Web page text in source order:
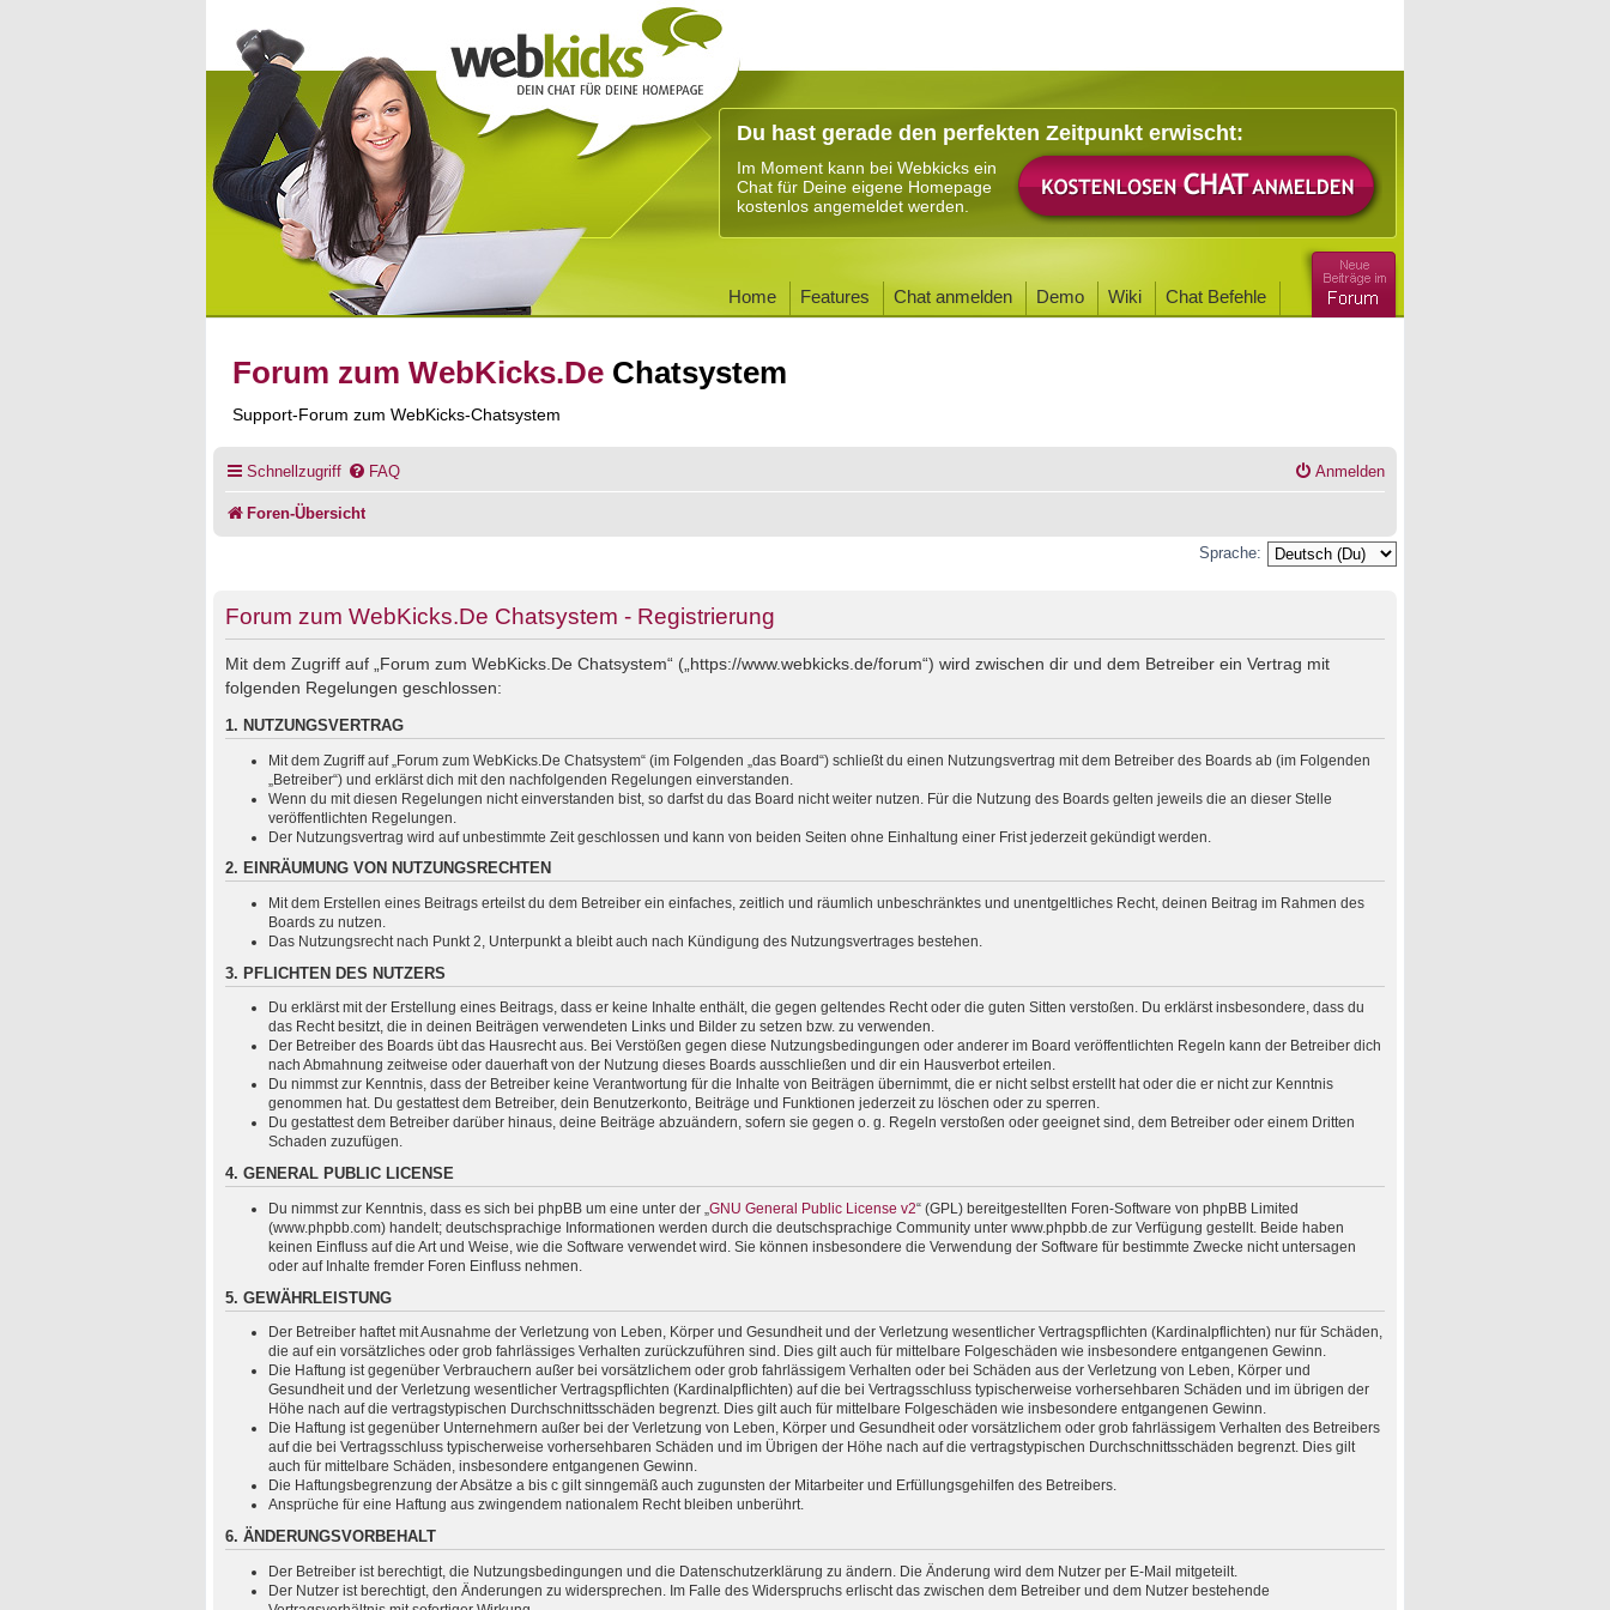
Du hast gerade den perfekten Zeitpunkt erwischt:
Im Moment kann bei Webkicks ein
Chat für Deine eigene Homepage
kostenlos angemeldet werden.
Home Features Chat anmelden Demo Wiki Chat Befehle
Forum zum WebKicks.De Chatsystem
Support-Forum zum WebKicks-Chatsystem
Schnellzugriff FAQ Anmelden
Foren-Übersicht
Sprache:
Forum zum WebKicks.De Chatsystem - Registrierung
Mit dem Zugriff auf „Forum zum WebKicks.De Chatsystem“ („https://www.webkicks.de/forum“) wird zwischen dir und dem Betreiber ein Vertrag mit
folgenden Regelungen geschlossen:
1. NUTZUNGSVERTRAG
Mit dem Zugriff auf „Forum zum WebKicks.De Chatsystem“ (im Folgenden „das Board“) schließt du einen Nutzungsvertrag mit dem Betreiber des Boards ab (im Folgenden
„Betreiber“) und erklärst dich mit den nachfolgenden Regelungen einverstanden.
Wenn du mit diesen Regelungen nicht einverstanden bist, so darfst du das Board nicht weiter nutzen. Für die Nutzung des Boards gelten jeweils die an dieser Stelle
veröffentlichten Regelungen.
Der Nutzungsvertrag wird auf unbestimmte Zeit geschlossen und kann von beiden Seiten ohne Einhaltung einer Frist jederzeit gekündigt werden.
2. EINRÄUMUNG VON NUTZUNGSRECHTEN
Mit dem Erstellen eines Beitrags erteilst du dem Betreiber ein einfaches, zeitlich und räumlich unbeschränktes und unentgeltliches Recht, deinen Beitrag im Rahmen des
Boards zu nutzen.
Das Nutzungsrecht nach Punkt 2, Unterpunkt a bleibt auch nach Kündigung des Nutzungsvertrages bestehen.
3. PFLICHTEN DES NUTZERS
Du erklärst mit der Erstellung eines Beitrags, dass er keine Inhalte enthält, die gegen geltendes Recht oder die guten Sitten verstoßen. Du erklärst insbesondere, dass du
das Recht besitzt, die in deinen Beiträgen verwendeten Links und Bilder zu setzen bzw. zu verwenden.
Der Betreiber des Boards übt das Hausrecht aus. Bei Verstößen gegen diese Nutzungsbedingungen oder anderer im Board veröffentlichten Regeln kann der Betreiber dich
nach Abmahnung zeitweise oder dauerhaft von der Nutzung dieses Boards ausschließen und dir ein Hausverbot erteilen.
Du nimmst zur Kenntnis, dass der Betreiber keine Verantwortung für die Inhalte von Beiträgen übernimmt, die er nicht selbst erstellt hat oder die er nicht zur Kenntnis
genommen hat. Du gestattest dem Betreiber, dein Benutzerkonto, Beiträge und Funktionen jederzeit zu löschen oder zu sperren.
Du gestattest dem Betreiber darüber hinaus, deine Beiträge abzuändern, sofern sie gegen o. g. Regeln verstoßen oder geeignet sind, dem Betreiber oder einem Dritten
Schaden zuzufügen.
4. GENERAL PUBLIC LICENSE
Du nimmst zur Kenntnis, dass es sich bei phpBB um eine unter der „ GNU General Public License v2“ (GPL) bereitgestellten Foren-Software von phpBB Limited
(www.phpbb.com) handelt; deutschsprachige Informationen werden durch die deutschsprachige Community unter www.phpbb.de zur Verfügung gestellt. Beide haben
keinen Einfluss auf die Art und Weise, wie die Software verwendet wird. Sie können insbesondere die Verwendung der Software für bestimmte Zwecke nicht untersagen
oder auf Inhalte fremder Foren Einfluss nehmen.
5. GEWÄHRLEISTUNG
Der Betreiber haftet mit Ausnahme der Verletzung von Leben, Körper und Gesundheit und der Verletzung wesentlicher Vertragspflichten (Kardinalpflichten) nur für Schäden,
die auf ein vorsätzliches oder grob fahrlässiges Verhalten zurückzuführen sind. Dies gilt auch für mittelbare Folgeschäden wie insbesondere entgangenen Gewinn.
Die Haftung ist gegenüber Verbrauchern außer bei vorsätzlichem oder grob fahrlässigem Verhalten oder bei Schäden aus der Verletzung von Leben, Körper und
Gesundheit und der Verletzung wesentlicher Vertragspflichten (Kardinalpflichten) auf die bei Vertragsschluss typischerweise vorhersehbaren Schäden und im übrigen der
Höhe nach auf die vertragstypischen Durchschnittsschäden begrenzt. Dies gilt auch für mittelbare Folgeschäden wie insbesondere entgangenen Gewinn.
Die Haftung ist gegenüber Unternehmern außer bei der Verletzung von Leben, Körper und Gesundheit oder vorsätzlichem oder grob fahrlässigem Verhalten des Betreibers
auf die bei Vertragsschluss typischerweise vorhersehbaren Schäden und im Übrigen der Höhe nach auf die vertragstypischen Durchschnittsschäden begrenzt. Dies gilt
auch für mittelbare Schäden, insbesondere entgangenen Gewinn.
Die Haftungsbegrenzung der Absätze a bis c gilt sinngemäß auch zugunsten der Mitarbeiter und Erfüllungsgehilfen des Betreibers.
Ansprüche für eine Haftung aus zwingendem nationalem Recht bleiben unberührt.
6. ÄNDERUNGSVORBEHALT
Der Betreiber ist berechtigt, die Nutzungsbedingungen und die Datenschutzerklärung zu ändern. Die Änderung wird dem Nutzer per E-Mail mitgeteilt.
Der Nutzer ist berechtigt, den Änderungen zu widersprechen. Im Falle des Widerspruchs erlischt das zwischen dem Betreiber und dem Nutzer bestehende